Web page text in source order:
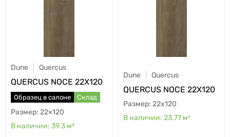
Dune Quercus
QUERCUS NOCE 22X120
Образец в салоне Склад
22×120
39.3 м²
Dune Quercus
QUERCUS NOCE 22X120
22x120
23.77 м²